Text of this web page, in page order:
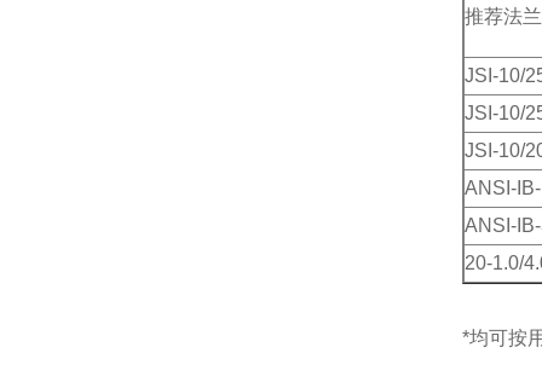
推荐法
JSI-10/
JSI-10/
JSI-10/
ANSI-
ANSI-
20-1.0/
*均可按